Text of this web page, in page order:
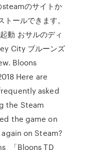
のサイトか
ールできます。
動 おサルのディ
City ブルーンズ
Bloons
Here are
asked
the Steam
the game on
on Steam?
「Bloons TD